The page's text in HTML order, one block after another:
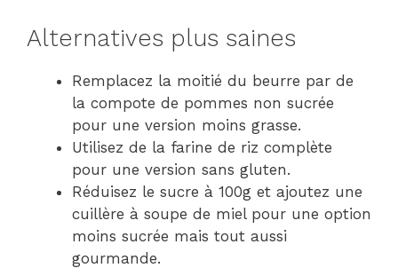
Alternatives plus saines
Remplacez la moitié du beurre par de
la compote de pommes non sucrée
pour une version moins grasse.
Utilisez de la farine de riz complète
pour une version sans gluten.
Réduisez le sucre à 100g et ajoutez une
cuillère à soupe de miel pour une option
moins sucrée mais tout aussi
gourmande.